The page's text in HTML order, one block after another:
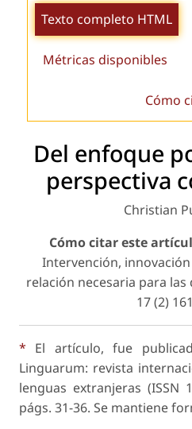
Texto completo HTML
Métricas disponibles
Cómo
Del enfoque
perspectiva
Christian
Cómo citar este
Intervención,
relación necesaria para las
17 (2)
* El artículo, fue
Linguarum: revista
lenguas extranjeras (ISSN
págs. 31-36. Se mantiene